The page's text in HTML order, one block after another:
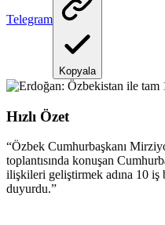
Telegram
Kopyala
Hızlı Özet
“Özbek Cumhurbaşkanı
toplantısında konuşan
ilişkileri geliştirmek adına 10 iş
duyurdu.”